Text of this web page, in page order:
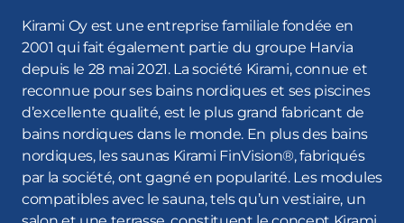
Si vous êtes en quête d’un modèle plus haut de
gamme pour des moments de baignade encore plus
appréciables, notre modèle de bain nordique équipé
de jets de massage pourrait vous intéresser. En effet,
Kirami a conçu des modèles offrant ces configurations.
Les moments de détente dans un bain nordique
équipé de jets de massage sont encore plus
Kirami Oy est une entreprise familiale fondée en
2001 qui fait également partie du groupe Harvia
depuis le 28 mai 2021. La société Kirami, connue et
reconnue pour ses bains nordiques et ses piscines
d’excellente qualité, est le plus grand fabricant de
bains nordiques dans le monde. En plus des bains
nordiques, les saunas Kirami FinVision®, fabriqués
par la société, ont gagné en popularité. Les modules
compatibles avec le sauna, tels qu’un vestiaire, un